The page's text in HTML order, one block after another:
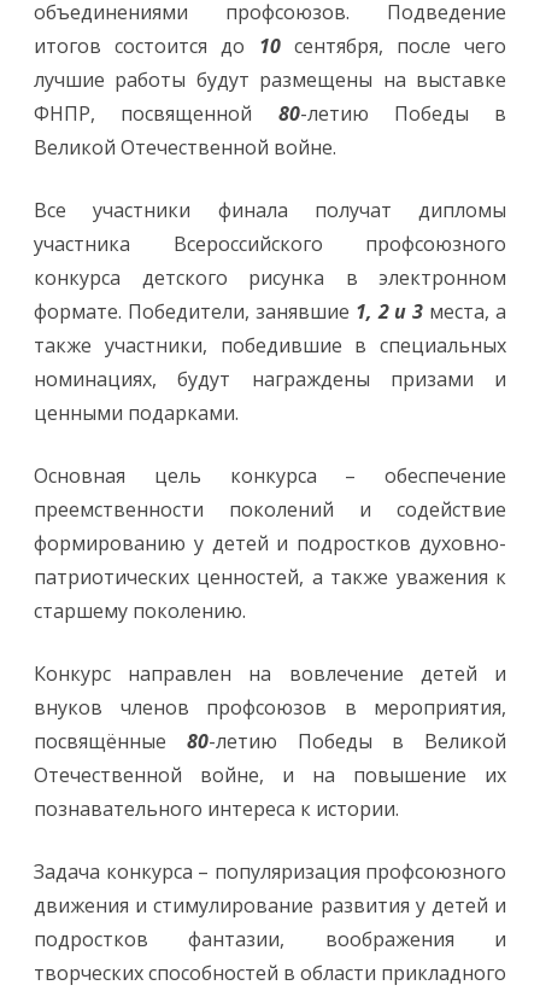
объединениями профсоюзов. Подведение
итогов состоится до 10сентября, после чего
лучшие работы будут размещены на выставке
ФНПР, посвященной 80-летию Победы в
Великой Отечественной войне.
Все участники финала получат дипломы
участника Всероссийского профсоюзного
конкурса детского рисунка в электронном
формате. Победители, занявшие 1, 2 и 3 места, а
также участники, победившие в специальных
номинациях, будут награждены призами и
ценными подарками.
Основная цель конкурса – обеспечение
преемственности поколений и содействие
формированию у детей и подростков духовно-
патриотических ценностей, а также уважения к
старшему поколению.
Конкурс направлен на вовлечение детей и
внуков членов профсоюзов в мероприятия,
посвящённые 80-летию Победы в Великой
Отечественной войне, и на повышение их
познавательного интереса к истории.
Задача конкурса – популяризация профсоюзного
движения и стимулирование развития у детей и
подростков фантазии, воображения и
творческих способностей в области прикладного